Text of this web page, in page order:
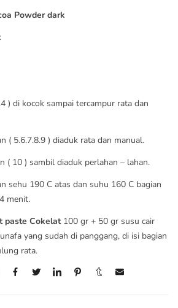
Powder dark
) di kocok sampai tercampur rata dan
( 5.6.7.8.9 ) diaduk rata dan manual.
( 10 ) sambil diaduk perlahan – lahan.
sehu 190 C atas dan suhu 160 C bagian
menit.
paste Cokelat100 gr + 50 gr susu cair
yang sudah di panggang, di isi bagian
rata.